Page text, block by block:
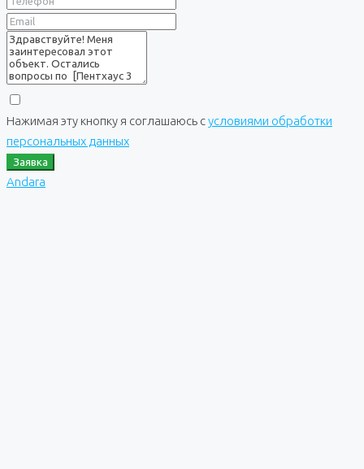
Нажимая эту кнопку я соглашаюсь сусловиями обработки
персональных данных
Заявка
Andara